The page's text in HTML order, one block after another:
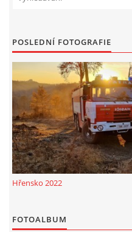
POSLEDNÍ FOTOGRAFIE
Hřensko 2022
FOTOALBUM